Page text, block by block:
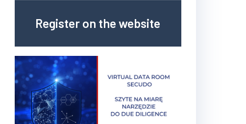
Register on the website